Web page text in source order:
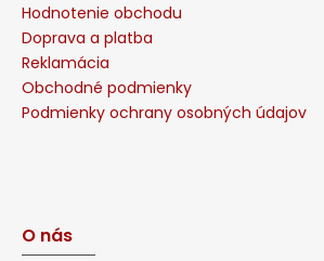
Hodnotenie obchodu
Doprava a platba
Reklamácia
Obchodné podmienky
Podmienky ochrany osobných údajov
O nás